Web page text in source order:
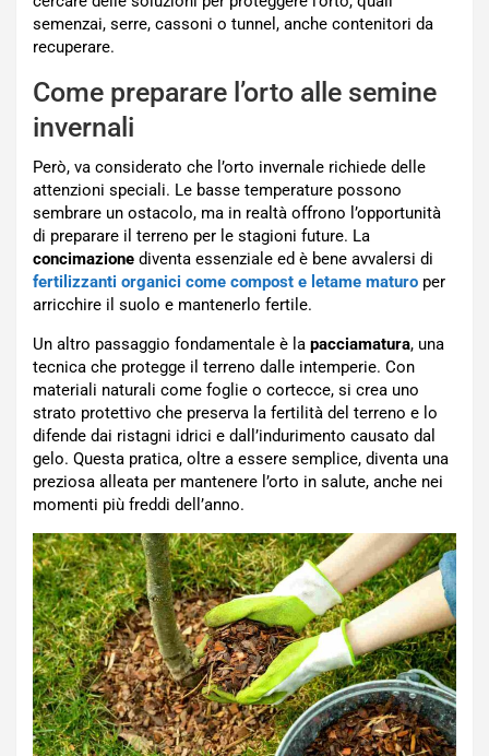
semenzai, serre, cassoni o tunnel, anche contenitori da
recuperare.
Come preparare l’orto alle semine
invernali
Però, va considerato che l’orto invernale richiede delle
attenzioni speciali. Le basse temperature possono
sembrare un ostacolo, ma in realtà offrono l’opportunità
di preparare il terreno per le stagioni future. La
concimazione diventa essenziale ed è bene avvalersi di
fertilizzanti organici come compost e letame maturo per
arricchire il suolo e mantenerlo fertile.
Un altro passaggio fondamentale è la pacciamatura, una
tecnica che protegge il terreno dalle intemperie. Con
materiali naturali come foglie o cortecce, si crea uno
strato protettivo che preserva la fertilità del terreno e lo
difende dai ristagni idrici e dall’indurimento causato dal
gelo. Questa pratica, oltre a essere semplice, diventa una
preziosa alleata per mantenere l’orto in salute, anche nei
momenti più freddi dell’anno.